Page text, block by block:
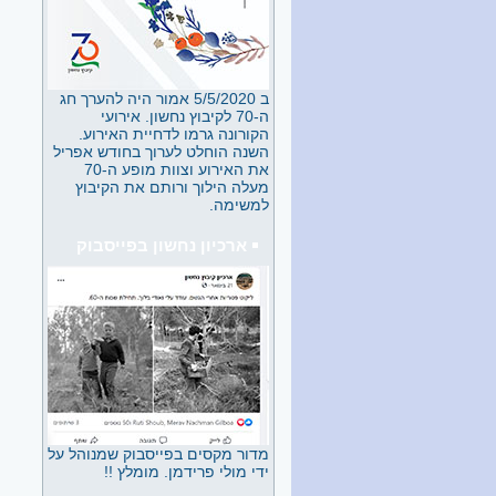
של גננות שהמשיכו את דרכה.
בשנים האחרונות שמרה על קשר
עם הנוער כשהיא מנהלת את
ספרית הילדים.
לאה גולדברג - דורית פרידמן
חלק ב
הרצאה של דורית פרידמן
ב"משלט 200" בחודש מאי 2026
ההרצאה פורסמה בארבעה
חלקים זהו חלק ב.
חלק א
הרצאה של דורית פרידמן
ב"משלט 200" בחודש מאי 2026
ההרצאה פורסמה בארבעה
חלקים זהו חלק א.
עמרי ואריק - איחוד הצלה 5/26
אתה חש שמשהו לא בסדר, יש
לך לחץ בחזה, זיעה ניגרת
ממצחך. אתה מתיישב על כיסא,
אולי זה תחושה רגעית, אכלת
משהו מקולקל או סתם ללא
סיבה ברורה. כשהזמן עובר ואין
ב 5/5/2020 אמור היה להערך חג
ה-70 לקיבוץ נחשון. אירועי
הקורונה גרמו לדחיית האירוע.
השנה הוחלט לערוך בחודש אפריל
את האירוע וצוות מופע ה-70
מעלה הילוך ורותם את הקיבוץ
למשימה.
ארכיון נחשון בפייסבוק
מדור מקסים בפייסבוק שמנוהל על
ידי מולי פרידמן. מומלץ !!